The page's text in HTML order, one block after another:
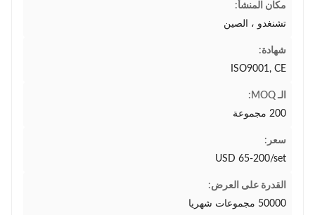
مكان المنشأ:
تشنغدو ، الصين
شهادة:
ISO9001, CE
الـ MOQ:
200 مجموعة
سعر:
USD 65-200/set
القدرة على العرض:
50000 مجموعات شهريا